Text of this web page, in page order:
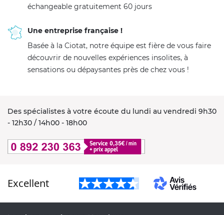
échangeable gratuitement 60 jours
Une entreprise française !
Basée à la Ciotat, notre équipe est fière de vous faire
découvrir de nouvelles expériences insolites, à
sensations ou dépaysantes près de chez vous !
Des spécialistes à votre écoute du lundi au vendredi 9h30
- 12h30 / 14h00 - 18h00
Excellent